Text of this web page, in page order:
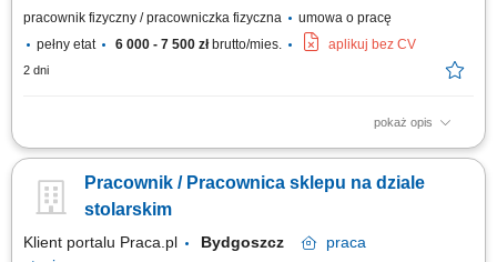
pracownik fizyczny / pracowniczka fizyczna
umowa o pracę
pełny etat
6 000 - 7 500 złbrutto/mies. aplikuj bez CV
2 dni
pokaż opis
Produkcja elementów drewnianych wykorzystywanych do wykonania
drewna. Obsługa maszyn produkcyjnych i narzędzi stolarskich. Kontrola
jakości oraz pakowanie gotowych produktów. Dbanie o porządek i
Pracownik / Pracownica sklepu na dziale
stolarskim
Klient portalu Praca.pl Bydgoszcz
praca